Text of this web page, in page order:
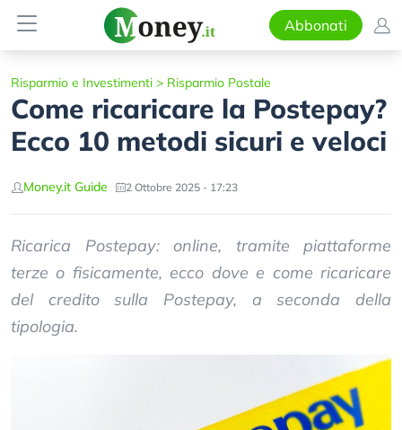
Abbonati
Risparmio e Investimenti > Risparmio Postale
Come ricaricare la Postepay?
Ecco 10 metodi sicuri e veloci
Money.it Guide 2 Ottobre 2025 - 17:23
Ricarica Postepay: online, tramite piattaforme
terze o fisicamente, ecco dove e come ricaricare
del credito sulla Postepay, a seconda della
tipologia.